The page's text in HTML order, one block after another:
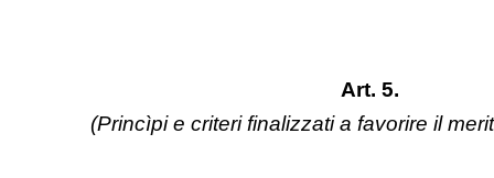
Art. 5.
(Princìpi e criteri finalizzati a favorire il